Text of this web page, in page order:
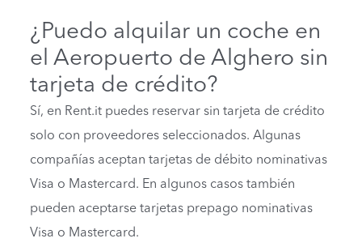
¿Puedo alquilar un coche en
el Aeropuerto de Alghero sin
tarjeta de crédito?
Sí, en Rent.it puedes reservar sin tarjeta de crédito
solo con proveedores seleccionados. Algunas
compañías aceptan tarjetas de débito nominativas
Visa o Mastercard. En algunos casos también
pueden aceptarse tarjetas prepago nominativas
Visa o Mastercard.